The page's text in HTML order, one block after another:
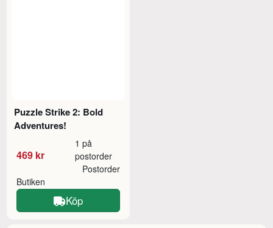
Puzzle Strike 2: Bold
Adventures!
469 kr
1 på
postorder
Butiken
Postorder
Köp